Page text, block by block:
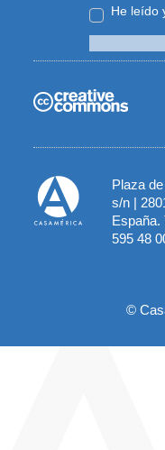
He leído
Plaza
s/n |
España.
595 48
©